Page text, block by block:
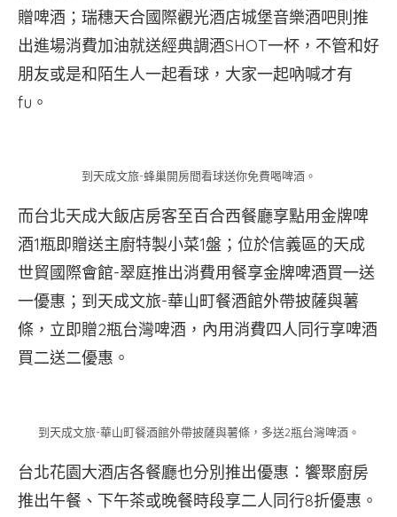
贈啤酒；瑞穗天合國際觀光酒店城堡音樂酒吧則推
出進場消費加油就送經典調酒SHOT一杯，不管和好
朋友或是和陌生人一起看球，大家一起吶喊才有
fu。
到天成文旅-蜂巢開房間看球送你免費喝啤酒。
而台北天成大飯店房客至百合西餐廳享點用金牌啤
酒1瓶即贈送主廚特製小菜1盤；位於信義區的天成
世貿國際會館-翠庭推出消費用餐享金牌啤酒買一送
一優惠；到天成文旅-華山町餐酒館外帶披薩與薯
條，立即贈2瓶台灣啤酒，內用消費四人同行享啤酒
買二送二優惠。
到天成文旅-華山町餐酒館外帶披薩與薯條，多送2瓶台灣啤酒。
台北花園大酒店各餐廳也分別推出優惠：饗聚廚房
推出午餐、下午茶或晚餐時段享二人同行8折優惠。